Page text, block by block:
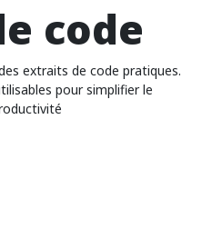
code
extraits de code pratiques.
pour simplifier le